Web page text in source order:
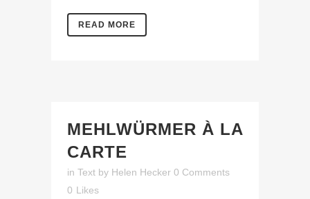
READ MORE
MEHLWÜRMER À LA
CARTE
in Text by Helen Hecker 0 Comments
0 Likes